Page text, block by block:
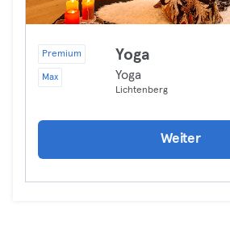
Premium
Max
Yoga
Yoga
Lichtenberg
Weiter